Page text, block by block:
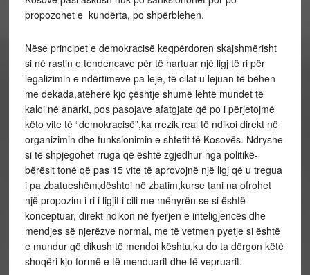
propozohet e kundërta, po shpërblehen.
Nëse principet e demokracisë keqpërdoren skajshmërisht
si në rastin e tendencave për të hartuar një ligj të ri për
legalizimin e ndërtimeve pa leje, të cilat u lejuan të bëhen
me dekada,atëherë kjo çështje shumë lehtë mundet të
kaloi në anarki, pos pasojave afatgjate që po i përjetojmë
këto vite të “demokracisë”,ka rrezik real të ndikoi direkt në
organizimin dhe funksionimin e shtetit të Kosovës. Ndryshe
si të shpjegohet rruga që është zgjedhur nga politikë-
bërësit tonë që pas 15 vite të aprovojnë një ligj që u tregua
i pa zbatueshëm,dështoi në zbatim,kurse tani na ofrohet
një propozim i ri i ligjit i cili me mënyrën se si është
konceptuar, direkt ndikon në fyerjen e inteligjencës dhe
mendjes së njerëzve normal, me të vetmen pyetje si është
e mundur që dikush të mendoi kështu,ku do ta dërgon këtë
shoqëri kjo formë e të menduarit dhe të vepruarit.